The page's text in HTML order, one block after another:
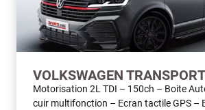
VOLKSWAGEN
Motorisation 2L TDI – 150ch – Boite
cuir multifonction – Ecran tactile GPS –